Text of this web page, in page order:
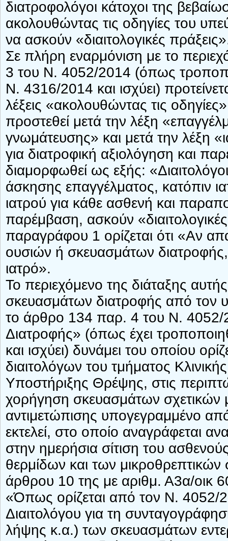
διατροφολόγοι κάτοχοι της
ακολουθώντας τις οδηγίες του
να ασκούν «διαιτολογικές
Σε πλήρη εναρμόνιση με το
3 του Ν. 4052/2014 (όπως
Ν. 4316/2014 και ισχύει)
λέξεις «ακολουθώντας τις
προστεθεί μετά την λέξη
γνωμάτευσης» και μετά την λέξη
για διατροφική αξιολόγηση και
διαμορφωθεί ως εξής:
άσκησης επαγγέλματος, κατόπιν
ιατρού για κάθε ασθενή και
παρέμβαση, ασκούν
παραγράφου 1 ορίζεται ότι «Αν
ουσιών ή σκευασμάτων
ιατρό».
Το περιεχόμενο της διάταξης
σκευασμάτων διατροφής από τον
το άρθρο 134 παρ. 4 του Ν. 4052/
Διατροφής» (όπως έχει
και ισχύει) δυνάμει του οποίου
διαιτολόγων του τμήματος
Υποστήριξης Θρέψης, στις
χορήγηση σκευασμάτων σχετικών
αντιμετώπισης υπογεγραμμένο
εκτελεί, στο οποίο αναγράφεται
στην ημερήσια σίτιση του
θερμίδων και των
άρθρου 10 της με αριθμ. Α3α/
«Όπως ορίζεται από τον Ν. 4052/
Διαιτολόγου για τη
λήψης κ.α.) των σκευασμάτων